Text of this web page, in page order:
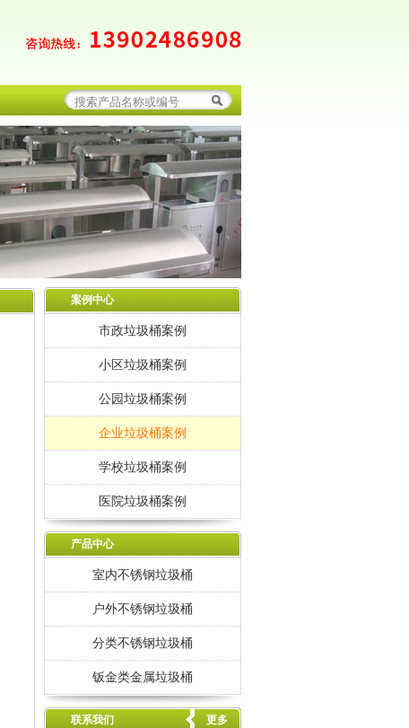
案例中心
市政垃圾桶案例
小区垃圾桶案例
公园垃圾桶案例
企业垃圾桶案例
学校垃圾桶案例
医院垃圾桶案例
产品中心
室内不锈钢垃圾桶
户外不锈钢垃圾桶
分类不锈钢垃圾桶
钣金类金属垃圾桶